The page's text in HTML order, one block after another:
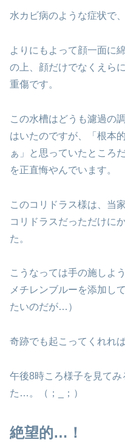
水カビ病のような症状で
よりにもよって顔一面に
の上、顔だけでなくえら
重傷です。
この水槽はどうも濾過の
はいたのですが、「根本
ぁ」と思っていたところ
を正直悔やんでいます。
このコリドラス様は、当
コリドラスだっただけに
た。
こうなっては手の施しよ
メチレンブルーを添加し
たいのだが…）
奇跡でも起こってくれれ
午後8時ころ様子を見てみ
た…。（；_；）
絶望的…！